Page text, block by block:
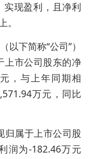
现盈利，且净利
下简称“公司”）
上市公司股东的净
，与上年同期相
万元，同比
属于上市公司股
润为-182.46万元